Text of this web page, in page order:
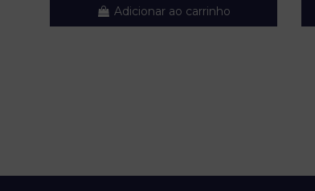
Adicionar ao carrinho